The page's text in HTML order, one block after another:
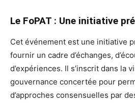
Le FoPAT : Une initiative
Cet événement est une initiative
fournir un cadre d’échanges,
d’expériences. Il s’inscrit dans la
gouvernance concertée pour
d’approches consensuelles par